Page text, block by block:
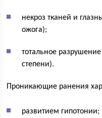
некроз тканей и
ожога);
тотальное
степени).
Проникающие ранения
развитием гипотонии;